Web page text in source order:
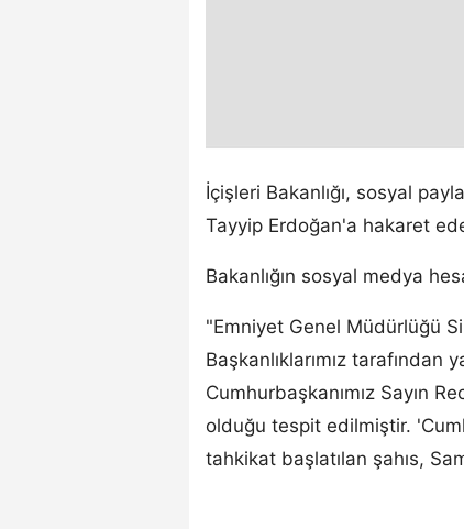
İçişleri Bakanlığı, sosyal
Tayyip Erdoğan'a hakaret
Bakanlığın sosyal medya
"Emniyet Genel Müdürlüğü
Başkanlıklarımız tarafından
Cumhurbaşkanımız Sayın
olduğu tespit edilmiştir.
tahkikat başlatılan şahıs,